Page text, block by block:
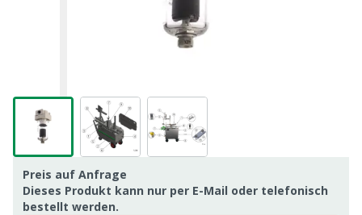
Preis auf Anfrage
Dieses Produkt kann nur per E-Mail oder telefonisch
bestellt werden.